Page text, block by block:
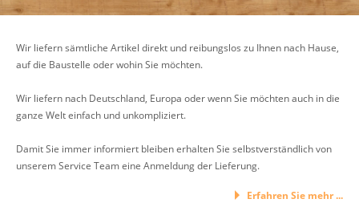
Wir liefern sämtliche Artikel direkt und reibungslos zu Ihnen nach Hause,
auf die Baustelle oder wohin Sie möchten.
Wir liefern nach Deutschland, Europa oder wenn Sie möchten auch in die
ganze Welt einfach und unkompliziert.
Damit Sie immer informiert bleiben erhalten Sie selbstverständlich von
unserem Service Team eine Anmeldung der Lieferung.
Erfahren Sie mehr ...